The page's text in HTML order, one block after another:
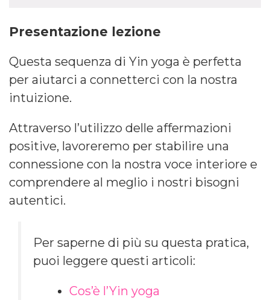
Presentazione lezione
Questa sequenza di Yin yoga è perfetta
per aiutarci a connetterci con la nostra
intuizione.
Attraverso l’utilizzo delle affermazioni
positive, lavoreremo per stabilire una
connessione con la nostra voce interiore e
comprendere al meglio i nostri bisogni
autentici.
Per saperne di più su questa pratica,
puoi leggere questi articoli:
Cos’è l’Yin yoga